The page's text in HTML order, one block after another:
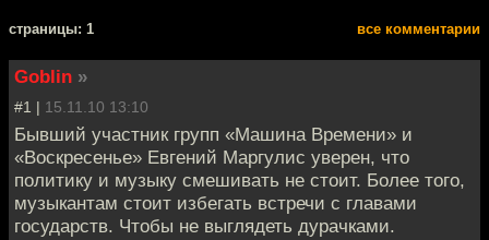
cтраницы: 1 все комментарии
Goblin »
#1 | 15.11.10 13:10
Бывший участник групп «Машина Времени» и
«Воскресенье» Евгений Маргулис уверен, что
политику и музыку смешивать не стоит. Более того,
музыкантам стоит избегать встречи с главами
государств. Чтобы не выглядеть дурачками.